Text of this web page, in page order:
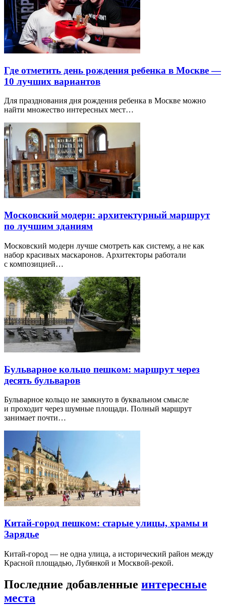
Где отметить день рождения ребенка в Москве —
10 лучших вариантов
Для празднования дня рождения ребенка в Москве можно
найти множество интересных мест…
Московский модерн: архитектурный маршрут
по лучшим зданиям
Московский модерн лучше смотреть как систему, а не как
набор красивых маскаронов. Архитекторы работали
с композицией…
Бульварное кольцо пешком: маршрут через
десять бульваров
Бульварное кольцо не замкнуто в буквальном смысле
и проходит через шумные площади. Полный маршрут
занимает почти…
Китай-город пешком: старые улицы, храмы и
Зарядье
Китай-город — не одна улица, а исторический район между
Красной площадью, Лубянкой и Москвой-рекой.
Последние добавленные интересные
места